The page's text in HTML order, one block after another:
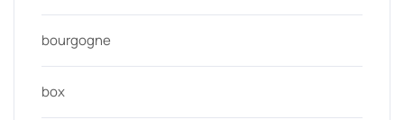
bourgogne
box